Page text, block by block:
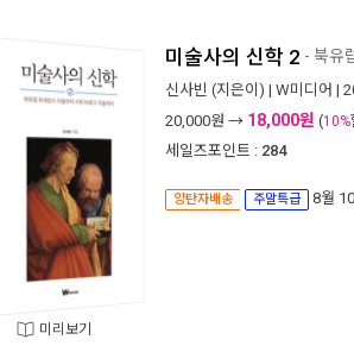
미리보기
미술사의 신학 2 - 북유
신사빈 (지은이) | W미디어 |
20,000원 → 18,000원 (10%
세일즈포인트 : 284
양탄자배송 주말특급 8월